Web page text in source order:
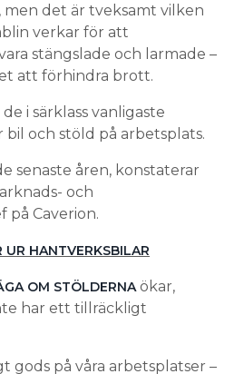
det är tveksamt vilken
verkar för att
stängslade och larmade –
att förhindra brott.
i särklass vanligaste
och stöld på arbetsplats.
senaste åren, konstaterar
och
på Caverion.
HANTVERKSBILAR
OM STÖLDERNAökar,
har ett tillräckligt
gods på våra arbetsplatser –